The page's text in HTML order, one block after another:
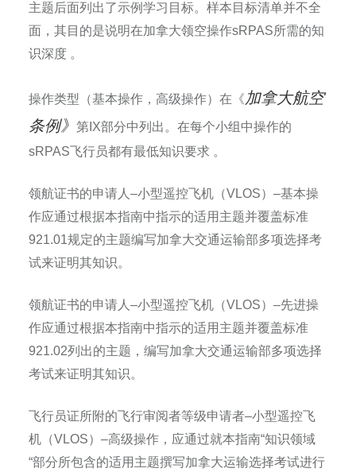
主题后面列出了示例学习目标。样本目标清单并不全
面，其目的是说明在加拿大领空操作sRPAS所需的知
识深度 。
操作类型（基本操作，高级操作）在《加拿大航空
条例》 第 IX部分中列出。在每个小组中操作的
sRPAS飞行员都有最低知识要求 。
领航证书的申请人 –小型遥控飞机（VLOS） –基本操
作应通过根据本指南中指示的适用主题并覆盖标准
921.01规定的主题编写加拿大交通运输部多项选择考
试来证明其知识。
领航证书的申请人 –小型遥控飞机（VLOS） –先进操
作应通过根据本指南中指示的适用主题并覆盖标准
921.02列出的主题，编写加拿大交通运输部多项选择
考试来证明其知识。
飞行员证所附的飞行审阅者等级申请者–小型遥控飞
机（VLOS） –高级操作，应通过就本指南“知识领域
“部分所包含的适用主题撰写加拿大运输选择考试进行